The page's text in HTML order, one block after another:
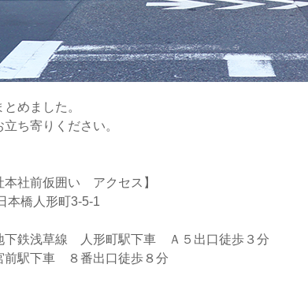
めました。
ち寄りください。
本社前仮囲い アクセス】
橋人形町3-5-1
下鉄浅草線 人形町駅下車 Ａ５出口徒歩３分
駅下車 ８番出口徒歩８分